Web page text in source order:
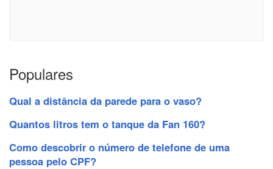
Populares
Qual a distância da parede para o vaso?
Quantos litros tem o tanque da Fan 160?
Como descobrir o número de telefone de uma
pessoa pelo CPF?